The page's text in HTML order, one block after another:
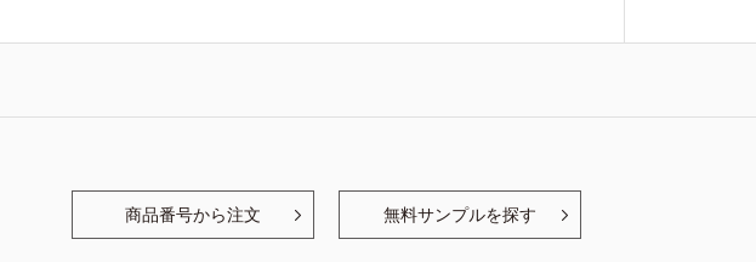
商品番号から注文 無料サンプルを探す